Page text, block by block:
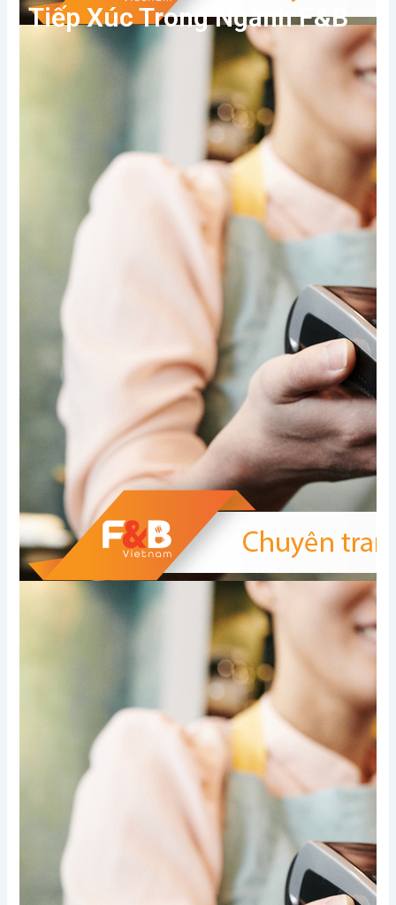
Tiếp Xúc Trong Ngành F&B